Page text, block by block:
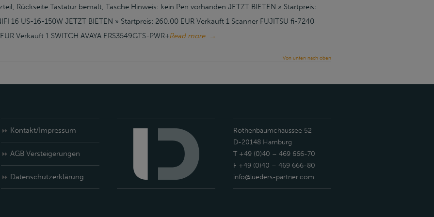
Rückseite Tastatur bemalt, Tasche Hinweis: kein Pen vorhanden JETZT BIETEN » Startpreis:
16 US-16-150W JETZT BIETEN » Startpreis: 260,00 EUR Verkauft 1 Scanner FUJITSU fi-7240
Verkauft 1 SWITCH AVAYA ERS3549GTS-PWR+Read more →
Von unten nach oben
Kontakt/Impressum
AGB Versteigerungen
Datenschutzerklärung
Rothenbaumchaussee 52
D-20148 Hamburg
T +49 (0)40 – 469 666-70
F +49 (0)40 – 469 666-80
info@lueders-partner.com